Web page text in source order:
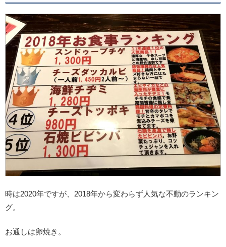
時は2020年ですが、2018年から変わらず人気な不動のランキン
グ。
お通しは卵焼き。